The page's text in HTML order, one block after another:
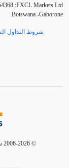
US dollar
XAGUSD
export
FXCL Markets Ltd
:
Gaborone، Botswana
شروط التداول
© 2006-2026 شركة أسواق FXCL ش.ذ.م.م. كل الحقوق محفوظة.